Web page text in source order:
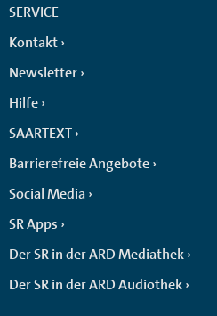
SERVICE
Kontakt
Newsletter
Hilfe
SAARTEXT
Barrierefreie Angebote
Social Media
SR Apps
Der SR in der ARD Mediathek
Der SR in der ARD Audiothek